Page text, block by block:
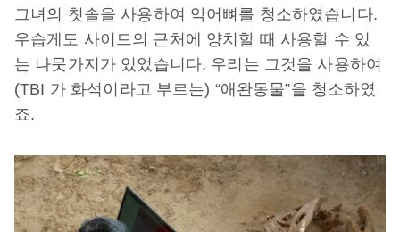
그녀의 칫솔을 사용하여 악어뼈를 청소하였습니다.
우습게도 사이드의 근처에 양치할 때 사용할 수 있
는 나뭇가지가 있었습니다. 우리는 그것을 사용하여
(TBI 가 화석이라고 부르는) “애완동물”을 청소하였
죠.